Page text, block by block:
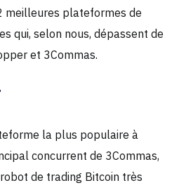
meilleures plateformes de
qui, selon nous, dépassent de
et 3Commas.
la plus populaire à
concurrent de 3Commas,
de trading Bitcoin très